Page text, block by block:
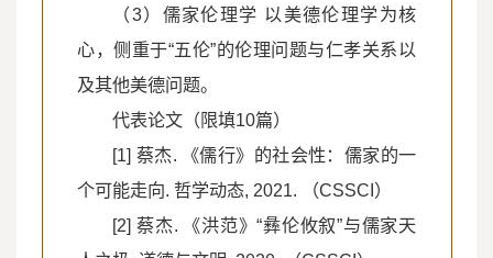
（3）儒家伦理学 以美德伦理学为核
心，侧重于“五伦”的伦理问题与仁孝关系以
及其他美德问题。
代表论文（限填10篇）
[1] 蔡杰. 《儒行》的社会性：儒家的一
个可能走向. 哲学动态, 2021. （CSSCI）
[2] 蔡杰. 《洪范》“彝伦攸叙”与儒家天